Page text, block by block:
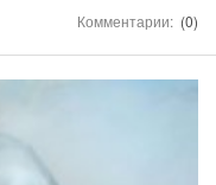
Комментарии: (0)